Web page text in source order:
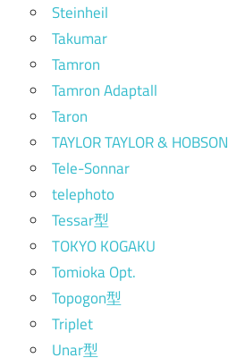
Steinheil
Takumar
Tamron
Tamron Adaptall
Taron
TAYLOR TAYLOR & HOBSON
Tele-Sonnar
telephoto
Tessar型
TOKYO KOGAKU
Tomioka Opt.
Topogon型
Triplet
Unar型